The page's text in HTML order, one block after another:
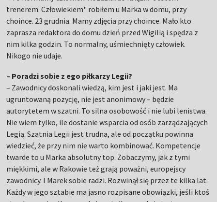
trenerem. Człowiekiem" robiłem u Marka w domu, przy
choince. 23 grudnia. Mamy zdjęcia przy choince. Mało kto
zaprasza redaktora do domu dzień przed Wigilią i spędza z
nim kilka godzin. To normalny, uśmiechnięty człowiek.
Nikogo nie udaje.
– Poradzi sobie z ego piłkarzy Legii?
– Zawodnicy doskonali wiedzą, kim jest i jaki jest. Ma
ugruntowaną pozycję, nie jest anonimowy – będzie
autorytetem w szatni. To silna osobowość i nie lubi lenistwa.
Nie wiem tylko, ile dostanie wsparcia od osób zarządzających
Legią. Szatnia Legii jest trudna, ale od początku powinna
wiedzieć, że przy nim nie warto kombinować. Kompetencje
twarde to u Marka absolutny top. Zobaczymy, jak z tymi
miękkimi, ale w Rakowie też grają poważni, europejscy
zawodnicy. I Marek sobie radzi. Rozwinął się przez te kilka lat.
Każdy w jego sztabie ma jasno rozpisane obowiązki, jeśli ktoś